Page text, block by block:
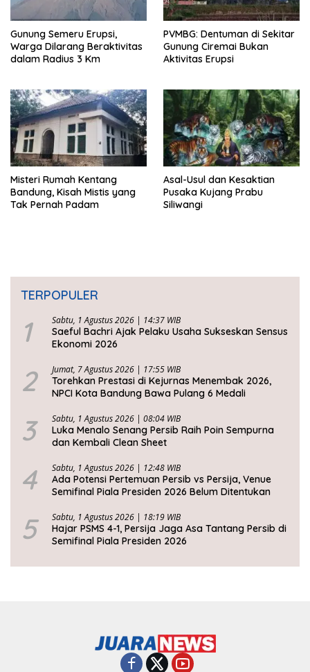
Gunung Semeru Erupsi,
Warga Dilarang Beraktivitas
dalam Radius 3 Km
PVMBG: Dentuman di Sekitar
Gunung Ciremai Bukan
Aktivitas Erupsi
Misteri Rumah Kentang
Bandung, Kisah Mistis yang
Tak Pernah Padam
Asal-Usul dan Kesaktian
Pusaka Kujang Prabu
Siliwangi
TERPOPULER
1 Sabtu, 1 Agustus 2026 | 14:37 WIB
Saeful Bachri Ajak Pelaku Usaha Sukseskan Sensus
Ekonomi 2026
2 Jumat, 7 Agustus 2026 | 17:55 WIB
Torehkan Prestasi di Kejurnas Menembak 2026,
NPCI Kota Bandung Bawa Pulang 6 Medali
3 Sabtu, 1 Agustus 2026 | 08:04 WIB
Luka Menalo Senang Persib Raih Poin Sempurna
dan Kembali Clean Sheet
4 Sabtu, 1 Agustus 2026 | 12:48 WIB
Ada Potensi Pertemuan Persib vs Persija, Venue
Semifinal Piala Presiden 2026 Belum Ditentukan
5 Sabtu, 1 Agustus 2026 | 18:19 WIB
Hajar PSMS 4-1, Persija Jaga Asa Tantang Persib di
Semifinal Piala Presiden 2026